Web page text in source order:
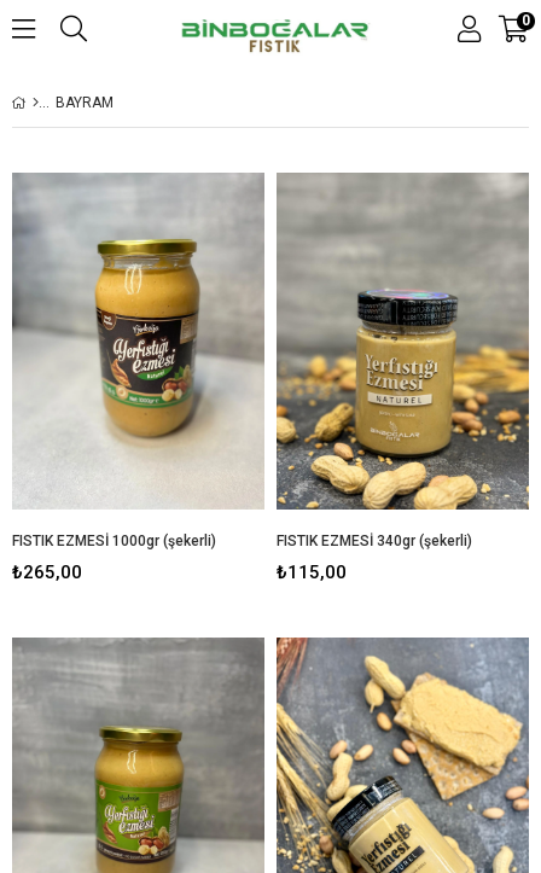
0
BAYRAM
FISTIK EZMESİ 1000gr (şekerli)
₺265,00
FISTIK EZMESİ 340gr (şekerli)
₺115,00